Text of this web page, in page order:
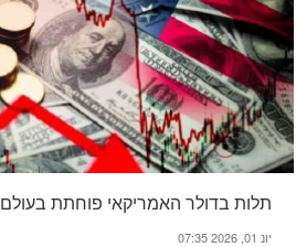
תלות בדולר האמריקאי פוחתת בעולם
יונ 01, 2026 07:35